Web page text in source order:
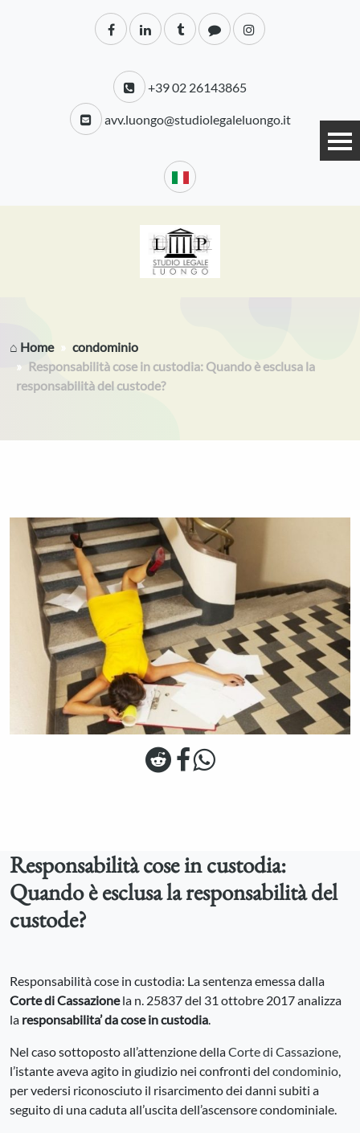
+39 02 26143865
avv.luongo@studiolegaleluongo.it
⌂ Home
condominio
Responsabilità cose in custodia: Quando è esclusa la
responsabilità del custode?
Responsabilità cose in custodia:
Quando è esclusa la responsabilità del
custode?
Responsabilità cose in custodia: La sentenza emessa dalla
Corte di Cassazionela n. 25837 del 31 ottobre 2017 analizza
la responsabilita’ da cose in custodia.
Nel caso sottoposto all’attenzione dellaCorte di Cassazione,
l’istante aveva agito in giudizio nei confronti del condominio,
per vedersi riconosciuto il risarcimento dei danni subiti a
seguito di una caduta all’uscita dell’ascensore condominiale.